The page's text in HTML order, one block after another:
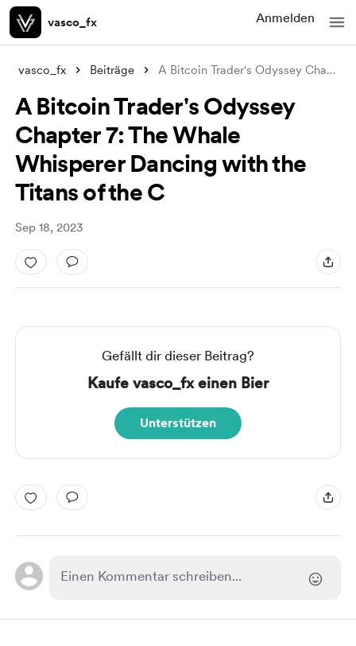
vasco_fx Anmelden
vasco_fx Beiträge A Bitcoin Trader's Odyssey Chapter
A Bitcoin Trader's Odyssey
Chapter 7: The Whale
Whisperer Dancing with the
Titans of the C
Sep 18, 2023
Gefällt dir dieser Beitrag?
Kaufe vasco_fx einen Bier
Unterstützen